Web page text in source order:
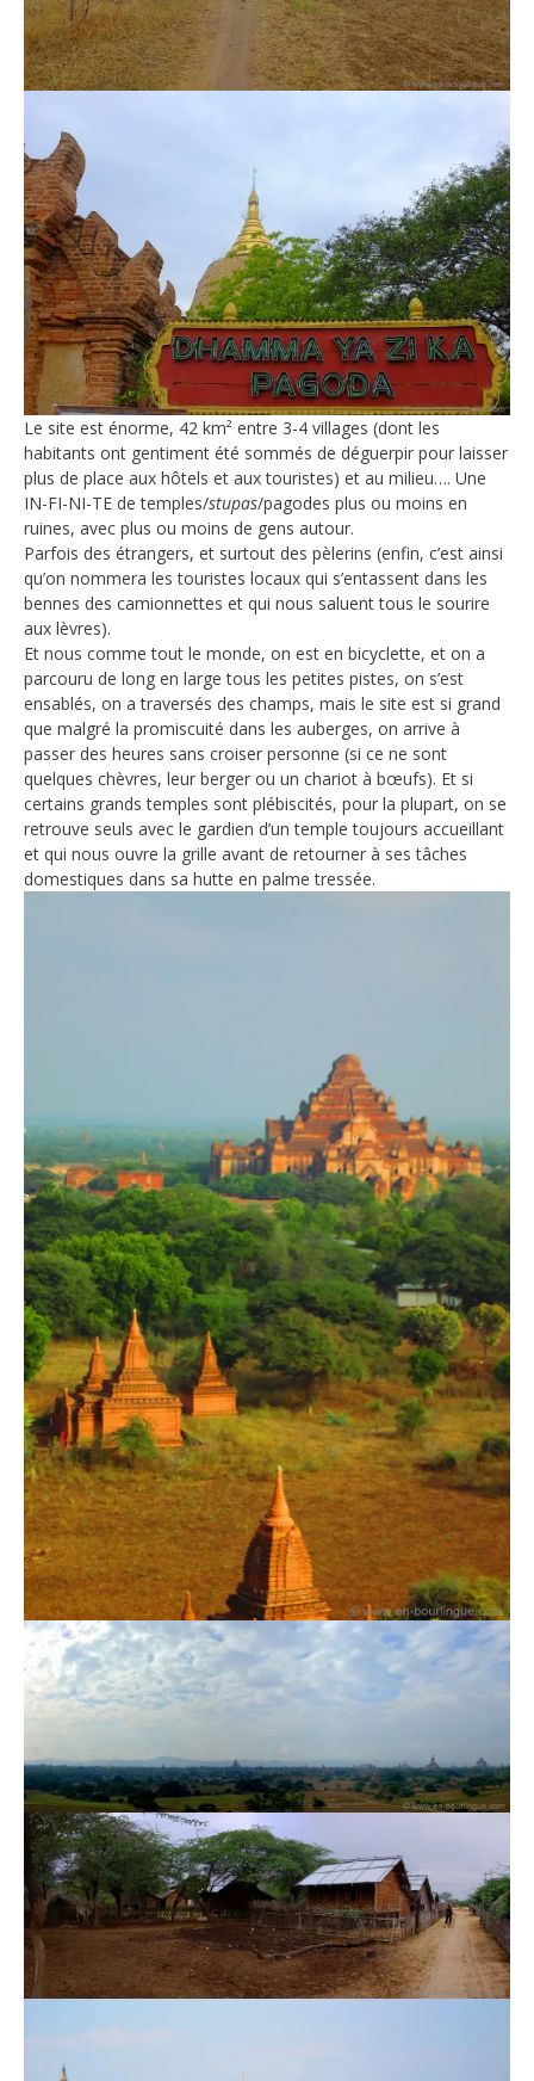
Le site est énorme, 42 km² entre 3-4 villages (dont les
habitants ont gentiment été sommés de déguerpir pour laisser
plus de place aux hôtels et aux touristes) et au milieu…. Une
IN-FI-NI-TE de temples/stupas/pagodes plus ou moins en
ruines, avec plus ou moins de gens autour.
Parfois des étrangers, et surtout des pèlerins (enfin, c’est ainsi
qu’on nommera les touristes locaux qui s’entassent dans les
bennes des camionnettes et qui nous saluent tous le sourire
aux lèvres).
Et nous comme tout le monde, on est en bicyclette, et on a
parcouru de long en large tous les petites pistes, on s’est
ensablés, on a traversés des champs, mais le site est si grand
que malgré la promiscuité dans les auberges, on arrive à
passer des heures sans croiser personne (si ce ne sont
quelques chèvres, leur berger ou un chariot à bœufs). Et si
certains grands temples sont plébiscités, pour la plupart, on se
retrouve seuls avec le gardien d’un temple toujours accueillant
et qui nous ouvre la grille avant de retourner à ses tâches
domestiques dans sa hutte en palme tressée.